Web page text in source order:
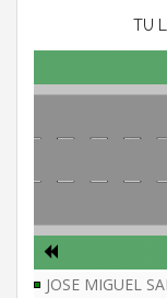
TU
JOSE MIGUEL